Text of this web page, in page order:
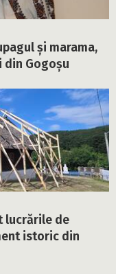
și marama,
Gogoșu
lucrările de
istoric din